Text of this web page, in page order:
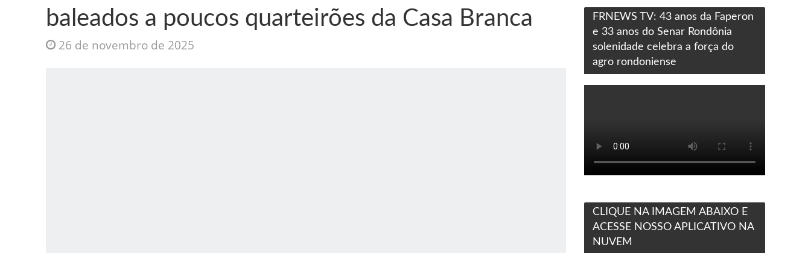
baleados a poucos quarteirões da Casa Branca
26 de novembro de 2025
FRNEWS TV: 43 anos da Faperon
e 33 anos do Senar Rondônia
solenidade celebra a força do
agro rondoniense
CLIQUE NA IMAGEM ABAIXO E
ACESSE NOSSO APLICATIVO NA
NUVEM